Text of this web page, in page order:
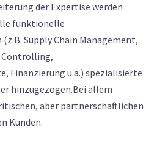
der Expertise werden
funktionelle
Supply Chain Management,
Controlling,
Finanzierung u.a.) spezialisierte
hinzugezogen.Bei allem
aber partnerschaftlichen
Kunden.